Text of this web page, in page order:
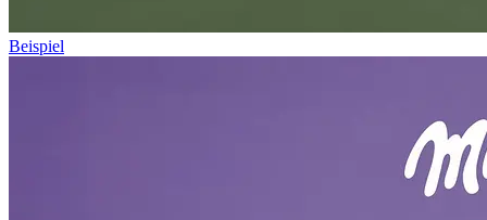
Beispiel